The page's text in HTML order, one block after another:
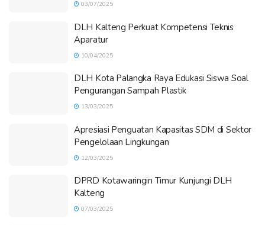
03/07/2025
DLH Kalteng Perkuat Kompetensi Teknis
Aparatur
10/04/2025
DLH Kota Palangka Raya Edukasi Siswa Soal
Pengurangan Sampah Plastik
13/03/2025
Apresiasi Penguatan Kapasitas SDM di Sektor
Pengelolaan Lingkungan
12/03/2025
DPRD Kotawaringin Timur Kunjungi DLH
Kalteng
07/03/2025